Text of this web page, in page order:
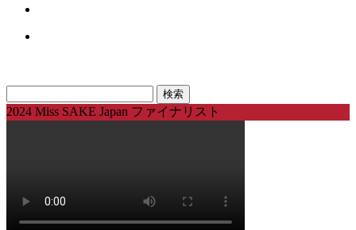
索:
2024 Miss SAKE Japan ファイナリスト